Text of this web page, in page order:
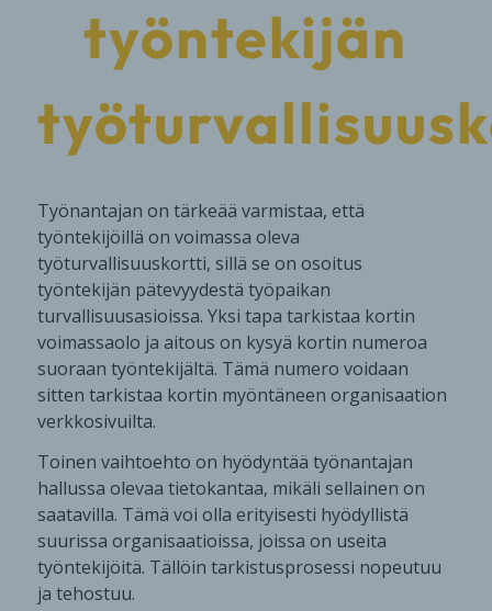
työntekijän
Työnantajan on tärkeää varmistaa, että
työntekijöillä on voimassa oleva
työturvallisuuskortti, sillä se on osoitus
työntekijän pätevyydestä työpaikan
turvallisuusasioissa. Yksi tapa tarkistaa kortin
voimassaolo ja aitous on kysyä kortin numeroa
suoraan työntekijältä. Tämä numero voidaan
sitten tarkistaa kortin myöntäneen organisaation
verkkosivuilta.
Toinen vaihtoehto on hyödyntää työnantajan
hallussa olevaa tietokantaa, mikäli sellainen on
saatavilla. Tämä voi olla erityisesti hyödyllistä
suurissa organisaatioissa, joissa on useita
työntekijöitä. Tällöin tarkistusprosessi nopeutuu
ja tehostuu.